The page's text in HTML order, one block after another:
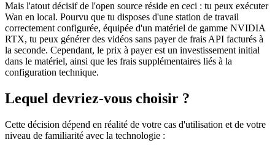
Mais l'atout décisif de l'open source réside en ceci : tu peux exécuter
Wan en local. Pourvu que tu disposes d'une station de travail
correctement configurée, équipée d'un matériel de gamme NVIDIA
RTX, tu peux générer des vidéos sans payer de frais API facturés à
la seconde. Cependant, le prix à payer est un investissement initial
dans le matériel, ainsi que les frais supplémentaires liés à la
configuration technique.
Lequel devriez-vous choisir ?
Cette décision dépend en réalité de votre cas d'utilisation et de votre
niveau de familiarité avec la technologie :